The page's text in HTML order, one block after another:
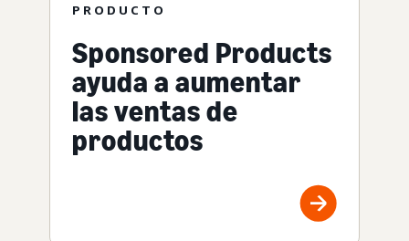
PRODUCTO
Sponsored Products
ayuda a aumentar
las ventas de
productos